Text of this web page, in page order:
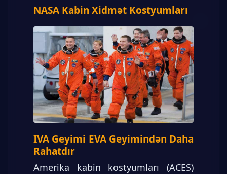
NASA Kabin Xidmət Kostyumları
IVA Geyimi EVA Geyimindən Daha
Rahatdır
Amerika kabin kostyumları (ACES)